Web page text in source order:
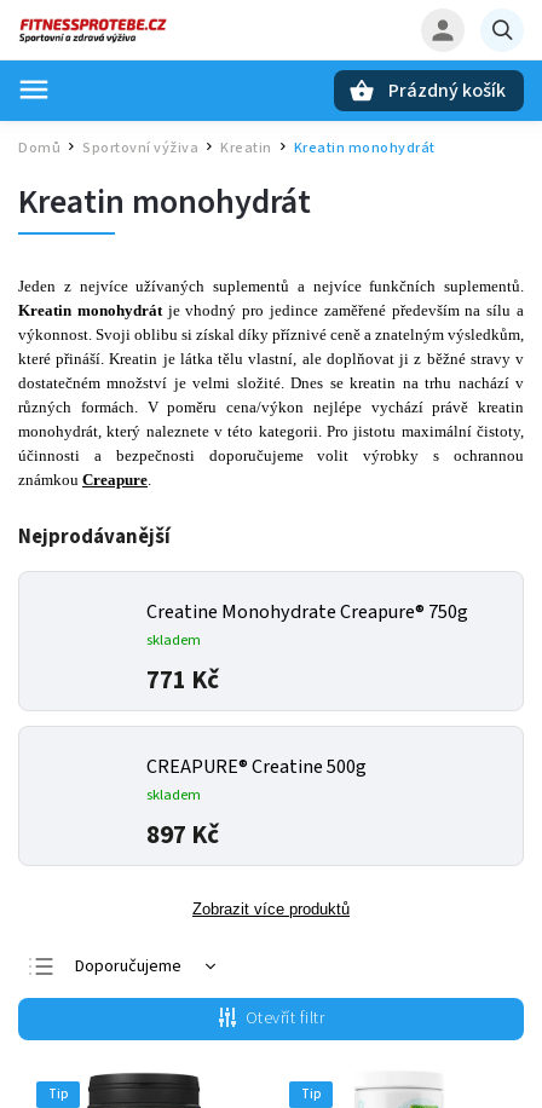
Prázdný košík
Domů / Sportovní výživa / Kreatin Kreatin monohydrát
Kreatin monohydrát
Jeden z nejvíce užívaných suplementů a nejvíce funkčních suplementů.
Kreatin monohydrátje vhodný pro jedince zaměřené především na sílu a
výkonnost. Svoji oblibu si získal díky příznivé ceně a znatelným výsledkům,
které přináší. Kreatin je látka tělu vlastní, ale doplňovat ji z běžné stravy v
dostatečném množství je velmi složité. Dnes se kreatin na trhu nachází v
různých formách. V poměru cena/výkon nejlépe vychází právě kreatin
monohydrát, který naleznete v této kategorii. Pro jistotu maximální čistoty,
účinnosti a bezpečnosti doporučujeme volit výrobky s ochrannou
známkou Creapure.
Nejprodávanější
Creatine Monohydrate Creapure® 750g
skladem
771 Kč
CREAPURE® Creatine 500g
skladem
897 Kč
Zobrazit více produktů
Doporučujeme
Nejlevnější
Nejdražší
Nejprodávanější
Otevřít filtr
Tip Tip